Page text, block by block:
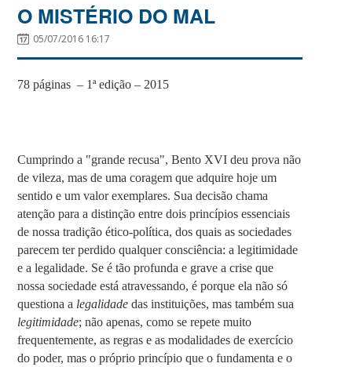
O MISTÉRIO DO MAL
05/07/2016 16:17
78 páginas – 1ª edição – 2015
Cumprindo a "grande recusa", Bento XVI deu prova não
de vileza, mas de uma coragem que adquire hoje um
sentido e um valor exemplares. Sua decisão chama
atenção para a distinção entre dois princípios essenciais
de nossa tradição ético-política, dos quais as sociedades
parecem ter perdido qualquer consciência: a legitimidade
e a legalidade. Se é tão profunda e grave a crise que
nossa sociedade está atravessando, é porque ela não só
questiona a legalidade das instituições, mas também sua
legitimidade; não apenas, como se repete muito
frequentemente, as regras e as modalidades de exercício
do poder, mas o próprio princípio que o fundamenta e o